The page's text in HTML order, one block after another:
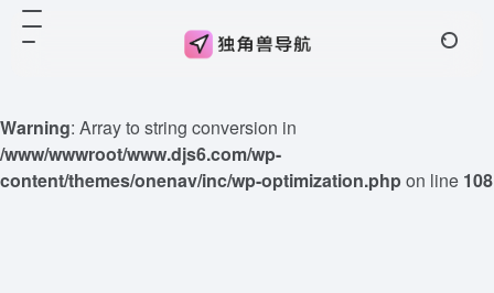
Warning: Array to string conversion in
/www/wwwroot/www.djs6.com/wp-
content/themes/onenav/inc/wp-optimization.phpon line 108